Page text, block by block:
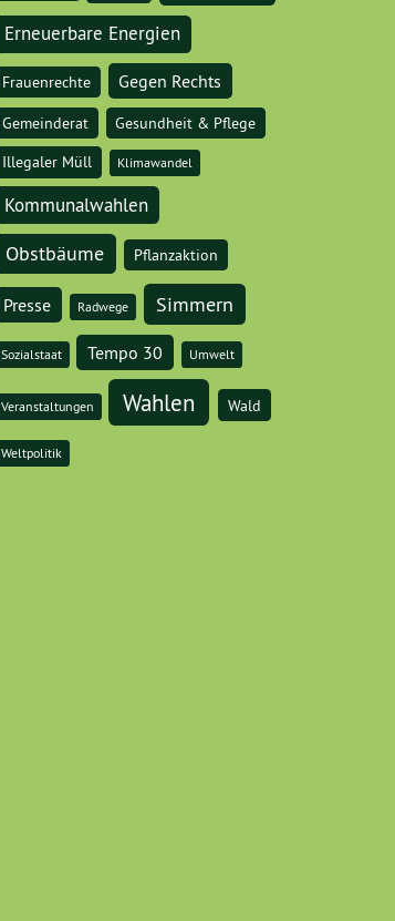
Erneuerbare Energien
Frauenrechte Gegen Rechts
Gemeinderat
Gesundheit & Pflege
Illegaler Müll
Klimawandel
Kommunalwahlen
Obstbäume Pflanzaktion
Presse Radwege Simmern
Sozialstaat Tempo 30 Umwelt
Veranstaltungen Wahlen Wald
Weltpolitik